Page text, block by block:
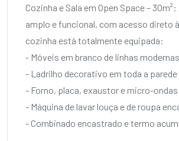
Cozinha e Sala em Open Space –
amplo e funcional, com acesso direto
cozinha está totalmente equipada:
- Móveis em branco de linhas
- Ladrilho decorativo em toda a
- Forno, placa, exaustor e micro-
- Máquina de lavar louça e de roupa
- Combinado encastrado e termo